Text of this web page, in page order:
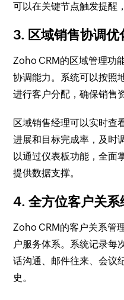
可以在关键节点触发提醒
3. 区域销售协调优
Zoho CRM的区域管理功
协调能力。系统可以按照
进行客户分配，确保销售
区域销售经理可以实时查
进展和目标完成率，及时
以通过仪表板功能，全面
提供数据支撑。
4. 全方位客户关系
Zoho CRM的客户关系管
户服务体系。系统记录每
话沟通、邮件往来、会议
史。